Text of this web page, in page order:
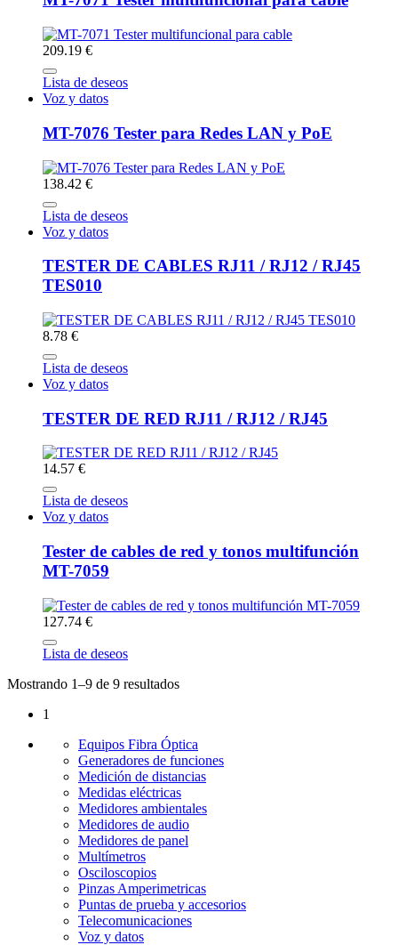
209.19 €
Lista de deseos
Voz y datos
MT-7076 Tester para Redes LAN y PoE
138.42 €
Lista de deseos
Voz y datos
TESTER DE CABLES RJ11 / RJ12 / RJ45
TES010
8.78 €
Lista de deseos
Voz y datos
TESTER DE RED RJ11 / RJ12 / RJ45
14.57 €
Lista de deseos
Voz y datos
Tester de cables de red y tonos multifunción
MT-7059
127.74 €
Lista de deseos
Mostrando 1–9 de 9 resultados
1
Equipos Fibra Óptica
Generadores de funciones
Medición de distancias
Medidas eléctricas
Medidores ambientales
Medidores de audio
Medidores de panel
Multímetros
Osciloscopios
Pinzas Amperimetricas
Puntas de prueba y accesorios
Telecomunicaciones
Voz y datos